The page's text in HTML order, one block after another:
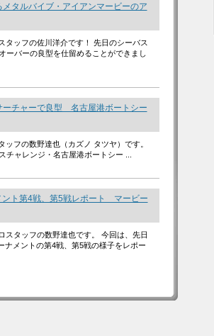
タルバイブ・アイアンマービーのア
タッフの佐川洋介です！ 先日のシーバス
ーバーの良型を仕留めることができまし
チャーで良型 名古屋港ボートシー
フの数野達也（カズノ タツヤ）です。
ャレンジ・名古屋港ボートシー ...
ト第4戦、第5戦レポート マービー
スタッフの数野達也です。 今回は、先日
ナメントの第4戦、第5戦の様子をレポー